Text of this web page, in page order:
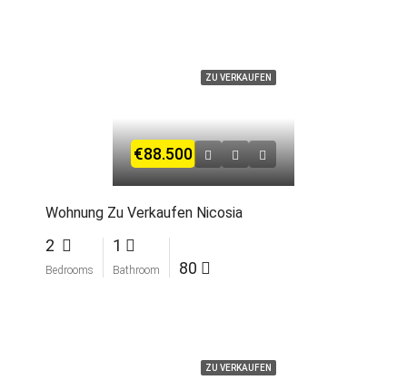
ZU VERKAUFEN
€88.500
Wohnung Zu Verkaufen Nicosia
2
Bedrooms
1
Bathroom 80
ZU VERKAUFEN